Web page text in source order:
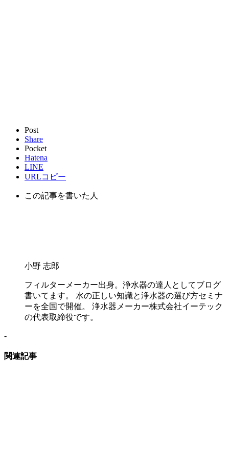
Post
Share
Pocket
Hatena
LINE
URLコピー
この記事を書いた人
小野 志郎
フィルターメーカー出身。浄水器の達人としてブログ
書いてます。 水の正しい知識と浄水器の選び方セミナ
ーを全国で開催。 浄水器メーカー株式会社イーテック
の代表取締役です。
-
関連記事